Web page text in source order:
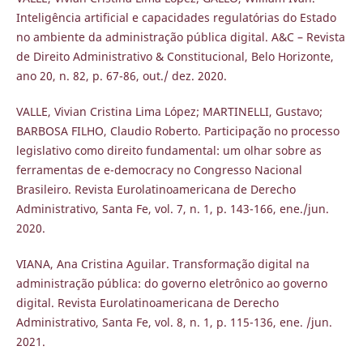
Inteligência artificial e capacidades regulatórias do Estado
no ambiente da administração pública digital. A&C – Revista
de Direito Administrativo & Constitucional, Belo Horizonte,
ano 20, n. 82, p. 67-86, out./ dez. 2020.
VALLE, Vivian Cristina Lima López; MARTINELLI, Gustavo;
BARBOSA FILHO, Claudio Roberto. Participação no processo
legislativo como direito fundamental: um olhar sobre as
ferramentas de e-democracy no Congresso Nacional
Brasileiro. Revista Eurolatinoamericana de Derecho
Administrativo, Santa Fe, vol. 7, n. 1, p. 143-166, ene./jun.
2020.
VIANA, Ana Cristina Aguilar. Transformação digital na
administração pública: do governo eletrônico ao governo
digital. Revista Eurolatinoamericana de Derecho
Administrativo, Santa Fe, vol. 8, n. 1, p. 115-136, ene. /jun.
2021.